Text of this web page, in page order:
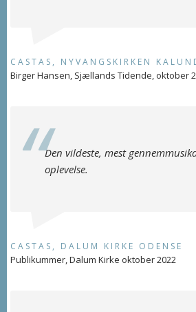
CASTAS, NYVANGSKIRKEN
Birger Hansen, Sjællands Tidende, oktober
Den vildeste, mest
oplevelse.
CASTAS, DALUM KIRKE ODENSE
Publikummer, Dalum Kirke oktober 2022